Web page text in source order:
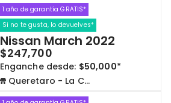
1 año de garantía GRATIS*
Si no te gusta, lo devuelves*
Nissan March 2022
$247,700
Enganche desde: $50,000*
Queretaro - La Capilla